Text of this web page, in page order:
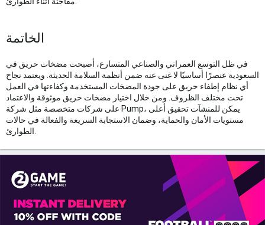
الخاتمة
في ظل التوسع العمراني والصناعي المتسارع، أصبحت مضخات حريق في
السعودية عنصرًا أساسيًا لا غنى عنه ضمن أنظمة السلامة الحديثة. ويعتمد نجاح
أي نظام إطفاء حريق على جودة المضخات المستخدمة وكفاءتها في العمل
تحت مختلف الظروف. ومن خلال اختيار مضخات حريق موثوقة والاعتماد
على شركات متخصصة مثل شركة Pump، يمكن للمنشآت تحقيق أعلى
مستويات الأمان والحماية، وضمان الاستجابة السريعة والفعالة في حالات